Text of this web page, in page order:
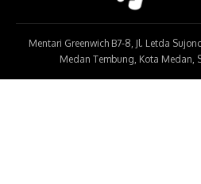
Mentari Greenwich B7-8, Jl. Letda
Medan Tembung, Kota Medan,